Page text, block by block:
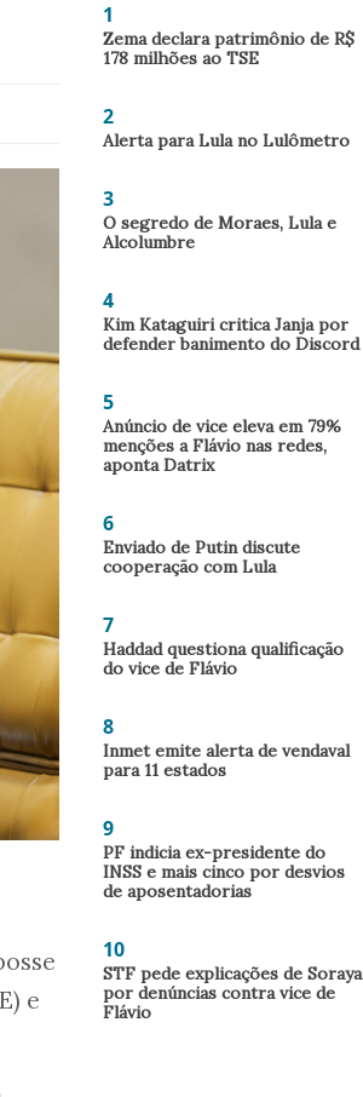
e
1
Zema declara patrimônio de R$
178 milhões ao TSE
2
Alerta para Lula no Lulômetro
3
O segredo de Moraes, Lula e
Alcolumbre
4
Kim Kataguiri critica Janja por
defender banimento do Discord
5
Anúncio de vice eleva em 79%
menções a Flávio nas redes,
aponta Datrix
6
Enviado de Putin discute
cooperação com Lula
7
Haddad questiona qualificação
do vice de Flávio
8
Inmet emite alerta de vendaval
para 11 estados
9
PF indicia ex-presidente do
INSS e mais cinco por desvios
de aposentadorias
10
STF pede explicações de Soraya
por denúncias contra vice de
Flávio